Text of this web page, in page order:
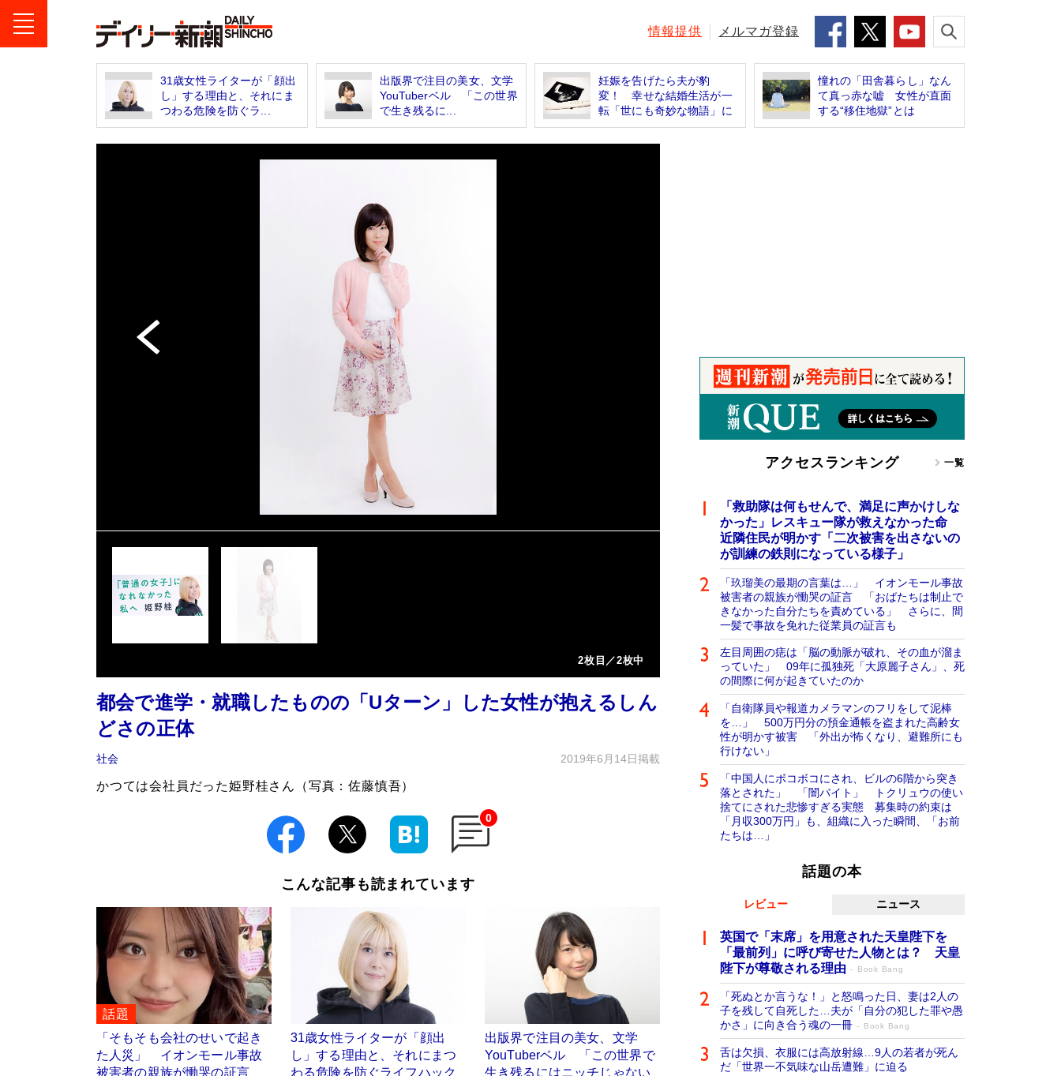
情報提供 メルマガ登録
31歳女性ライターが「顔出
し」する理由と、それにま
つわる危険を防ぐラ...
出版界で注目の美女、文学
YouTuberベル 「この世界
で生き残るに...
妊娠を告げたら夫が豹
変！ 幸せな結婚生活が一
転「世にも奇妙な物語」に
憧れの「田舎暮らし」なん
て真っ赤な嘘 女性が直面
する“移住地獄”とは
2枚目／2枚中
都会で進学・就職したものの「Uターン」した女性が抱えるしん
どさの正体
社会 2019年6月14日掲載
かつては会社員だった姫野桂さん（写真：佐藤慎吾）
0
こんな記事も読まれています
話題
「そもそも会社のせいで起き
た人災」 イオンモール事故
被害者の親族が慟哭の証言
31歳女性ライターが「顔出
し」する理由と、それにまつ
わる危険を防ぐライフハック
出版界で注目の美女、文学
YouTuberベル 「この世界で
生き残るにはニッチじゃない
アクセスランキング 一覧
「救助隊は何もせんで、満足に声かけしな
かった」レスキュー隊が救えなかった命
近隣住民が明かす「二次被害を出さないの
が訓練の鉄則になっている様子」
「玖瑠美の最期の言葉は…」 イオンモール事故
被害者の親族が慟哭の証言 「おばたちは制止で
きなかった自分たちを責めている」 さらに、間
一髪で事故を免れた従業員の証言も
左目周囲の痣は「脳の動脈が破れ、その血が溜ま
っていた」 09年に孤独死「大原麗子さん」、死
の間際に何が起きていたのか
「自衛隊員や報道カメラマンのフリをして泥棒
を…」 500万円分の預金通帳を盗まれた高齢女
性が明かす被害 「外出が怖くなり、避難所にも
行けない」
「中国人にボコボコにされ、ビルの6階から突き
落とされた」 「闇バイト」 トクリュウの使い
捨てにされた悲惨すぎる実態 募集時の約束は
「月収300万円」も、組織に入った瞬間、「お前
たちは…」
話題の本
レビュー ニュース
英国で「末席」を用意された天皇陛下を
「最前列」に呼び寄せた人物とは？ 天皇
陛下が尊敬される理由
Book Bang
「死ぬとか言うな！」と怒鳴った日、妻は2人の
子を残して自死した…夫が「自分の犯した罪や愚
かさ」に向き合う魂の一冊
Book Bang
舌は欠損、衣服には高放射線…9人の若者が死ん
だ「世界一不気味な山岳遭難」に迫る